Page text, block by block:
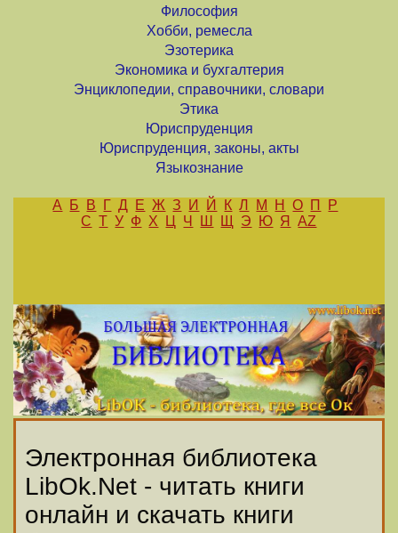
Философия
Хобби, ремесла
Эзотерика
Экономика и бухгалтерия
Энциклопедии, справочники, словари
Этика
Юриспруденция
Юриспруденция, законы, акты
Языкознание
А Б В Г Д Е Ж З И Й К Л М Н О П
Р
С Т У Ф Х Ц Ч Ш Щ Э Ю Я AZ
Электронная библиотека
LibOk.Net - читать книги
онлайн и скачать книги